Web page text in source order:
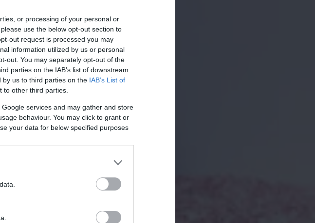
or processing of your personal or
use the below opt-out section to
out request is processed you may
information utilized by us or personal
out. You may separately opt-out of the
parties on the IAB’s list of downstream
by us to third parties on the IAB’s List of
to other third parties.
services and may gather and store
behaviour. You may click to grant or
your data for below specified purposes